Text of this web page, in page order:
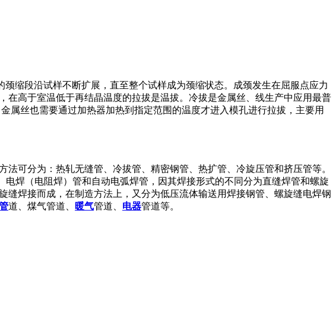
缩段沿试样不断扩展，直至整个试样成为颈缩状态。成颈发生在屈服点应力
高于室温低于再结晶温度的拉拔是温拔。冷拔是金属丝、线生产中应用最普
属丝也需要通过加热器加热到指定范围的温度才进入模孔进行拉拔，主要用
可分为：热轧无缝管、冷拔管、精密钢管、热扩管、冷旋压管和挤压管等。
焊（电阻焊）管和自动电弧焊管，因其焊接形式的不同分为直缝焊管和螺旋
缝焊接而成，在制造方法上，又分为低压流体输送用焊接钢管、螺旋缝电焊钢
道、煤气管道、 暖气管道、 电器管道等。